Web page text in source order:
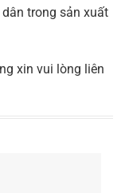
trong sản xuất
xin vui lòng liên